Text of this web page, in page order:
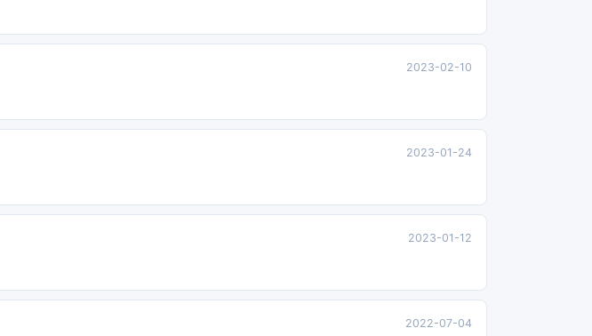
2023-02-10
2023-01-24
2023-01-12
2022-07-04